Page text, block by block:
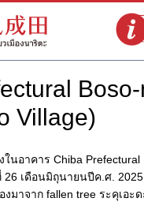
ยวเมือง
จุดแน
ท่องเ
Village)
นอาคาร Chiba Prefectural
26 เดือนมิถุนายนปีค.ศ.
มาจาก fallen tree ระคุเอะ